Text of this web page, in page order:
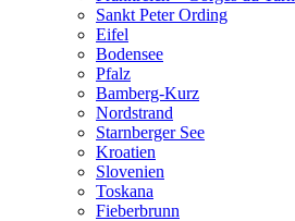
Sankt Peter Ording
Eifel
Bodensee
Pfalz
Bamberg-Kurz
Nordstrand
Starnberger See
Kroatien
Slovenien
Toskana
Fieberbrunn